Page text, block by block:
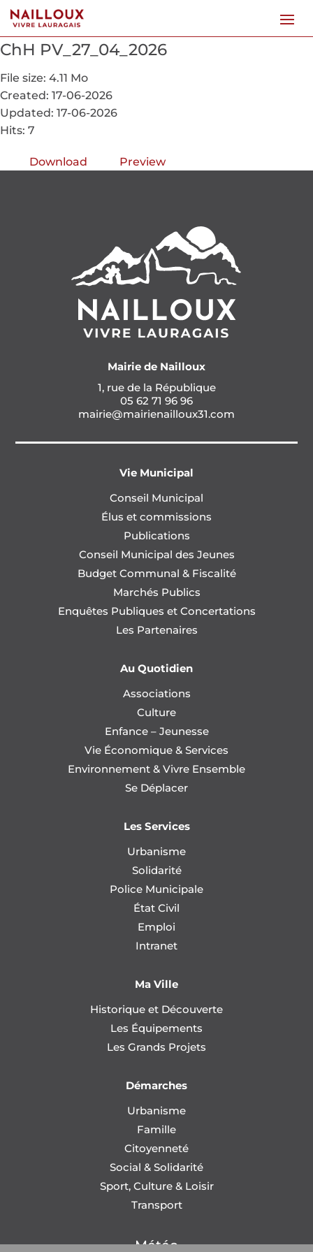
ChH PV_27_04_2026
File size: 4.11 Mo
Created: 17-06-2026
Updated: 17-06-2026
Hits: 7
Download Preview
Mairie de Nailloux
1, rue de la République
05 62 71 96 96
mairie@mairienailloux31.com
Vie Municipal
Conseil Municipal
Élus et commissions
Publications
Conseil Municipal des Jeunes
Budget Communal & Fiscalité
Marchés Publics
Enquêtes Publiques et Concertations
Les Partenaires
Au Quotidien
Associations
Culture
Enfance – Jeunesse
Vie Économique & Services
Environnement & Vivre Ensemble
Se Déplacer
Les Services
Urbanisme
Solidarité
Police Municipale
État Civil
Emploi
Intranet
Ma Ville
Historique et Découverte
Les Équipements
Les Grands Projets
Démarches
Urbanisme
Famille
Citoyenneté
Social & Solidarité
Sport, Culture & Loisir
Transport
Météo